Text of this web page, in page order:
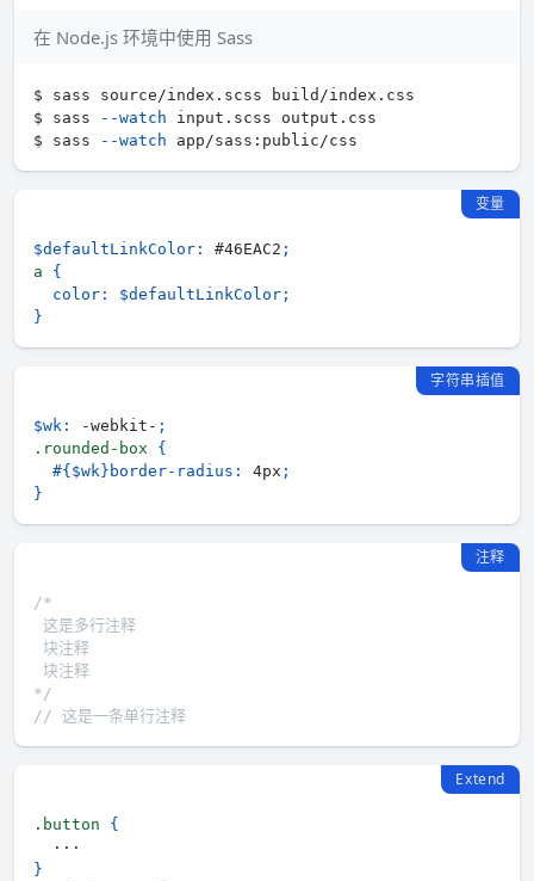
在 Node.js 环境中使用 Sass
$ sass
--watch
$ sass
--watch
变量
$defaultLinkColor : #46EAC2 ;
a {
color : $defaultLinkColor ;
}
字符串插值
$wk : -webkit- ;
.rounded-box {
#{$wk} border-radius : 4px ;
}
注释
*/
// 这是一条单行注释
Extend
.button {
}